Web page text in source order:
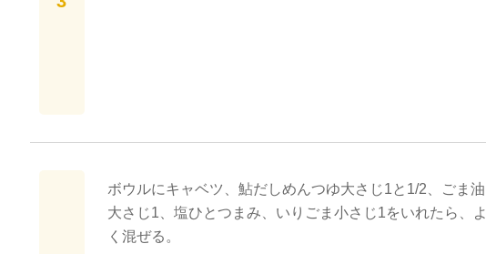
ボウルにキャベツ、鮎だしめんつゆ大さじ1と1/2、ごま油
大さじ1、塩ひとつまみ、いりごま小さじ1をいれたら、よ
く混ぜる。